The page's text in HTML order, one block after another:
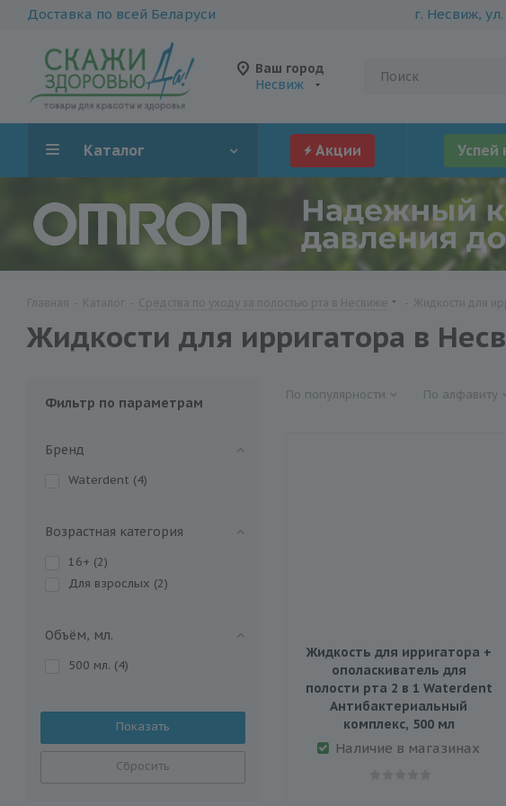
Доставка по всей Беларуси г. Несвиж,
Ваш город
Несвиж
Каталог Акции Успей
Жидкости для ирригатора в
По популярности По алфавиту
Жидкость для ирригатора +
ополаскиватель для
полости рта 2 в 1 Waterdent
Антибактериальный
комплекс, 500 мл
Наличие в магазинах
Фильтр по параметрам
Бренд
Waterdent (4)
Возрастная категория
16+ (2)
Для взрослых (2)
Объём, мл.
500 мл. (4)
Сбросить